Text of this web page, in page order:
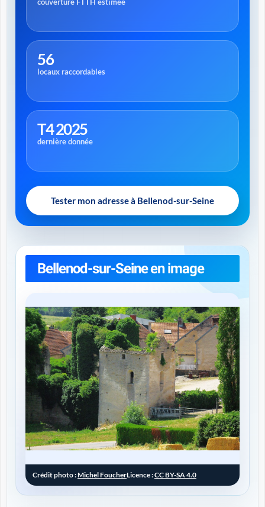
56
locaux raccordables
T4 2025
dernière donnée
Tester mon adresse à Bellenod-sur-Seine
Bellenod-sur-Seine en image
Crédit photo :Michel FoucherLicence :CC BY-SA 4.0